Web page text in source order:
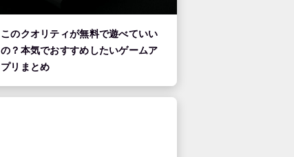
このクオリティが無料で遊べていい
の？本気でおすすめしたいゲームア
プリまとめ